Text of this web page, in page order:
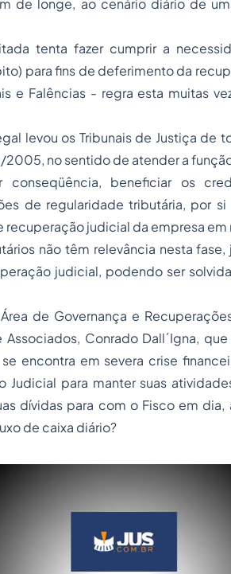
de longe, ao cenário diário de
tenta fazer cumprir a
para fins de deferimento da
e Falências - regra esta muitas
levou os Tribunais de Justiça de
2005, no sentido de atender a
conseqüência, beneficiar os
de regularidade tributária, por
judicial da empresa em
não têm relevância nesta
judicial, podendo ser
de Governança e
Associados, Conrado Dall´Igna,
encontra em severa crise
Judicial para manter suas
dívidas para com o Fisco em
de caixa diário?